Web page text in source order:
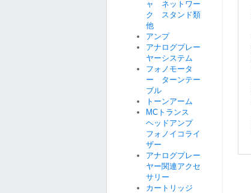
ャ ネットワー
ク スタンド類
他
アンプ
アナログプレー
ヤーシステム
フォノモータ
ー ターンテー
ブル
トーンアーム
MCトランス
ヘッドアンプ
フォノイコライ
ザー
アナログプレー
ヤー関連アクセ
サリー
カートリッジ